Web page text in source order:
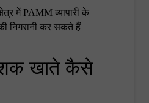
में PAMM व्यापारी के
की निगरानी कर सकते हैं
खाते कैसे